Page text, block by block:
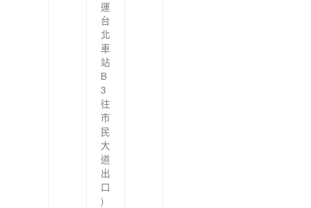
運
台
北
車
站
B
3
往
市
民
大
道
出
口
)